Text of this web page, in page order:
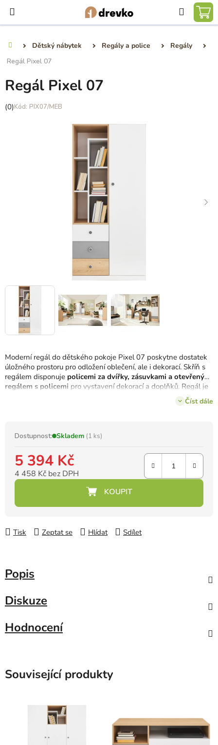
obsah
Hledat
Dětský nábytek Regály a police
Regály
Regál Pixel 07
Moderní regál do dětského pokoje Pixel 07 poskytne dostatek
úložného prostoru pro odložení oblečení, ale i dekorací. Skříň s
regálem disponuje policemi za dvířky, zásuvkami a otevřeným
regálem s policemi pro vystavení dekorací a doplňků. Regál je
vyroben v kombinaci 3 barev, které vytvoří v místnosti elegantní
Číst dále
Dostupnost: Skladem (1 ks)
5 394 Kč
4 458 Kč bez DPH
Tisk Zeptat se Hlídat Sdílet
Regál Pixel 07
Průměrné
(0) PIX07/MEB
Popis
Diskuze
Hodnocení
Související produkty